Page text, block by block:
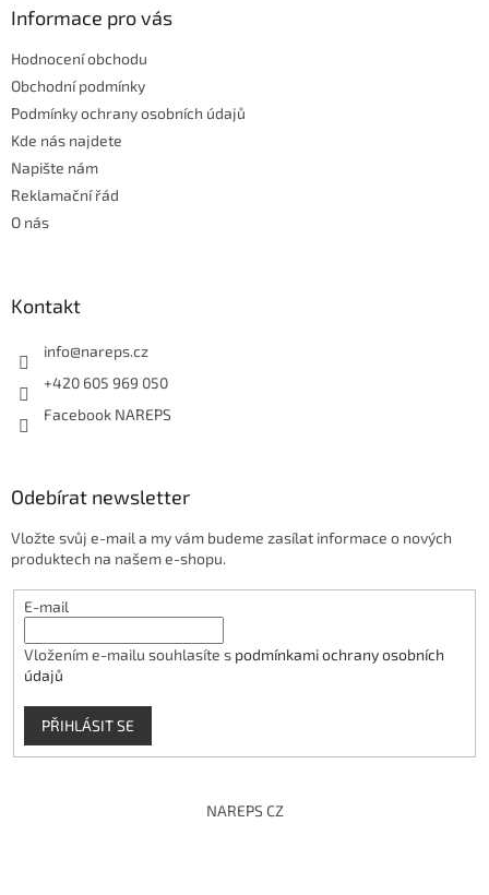
v
Informace pro vás
Hodnocení obchodu
Obchodní podmínky
Podmínky ochrany osobních údajů
Kde nás najdete
Napište nám
Reklamační řád
O nás
Kontakt
info@nareps.cz
+420 605 969 050
Facebook NAREPS
Odebírat newsletter
Vložte svůj e-mail a my vám budeme zasílat informace o nových
produktech na našem e-shopu.
E-mail
Vložením e-mailu souhlasíte s podmínkami ochrany osobních
údajů
PŘIHLÁSIT SE
NAREPS CZ